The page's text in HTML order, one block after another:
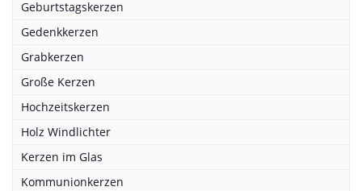
Geburtstagskerzen
Gedenkkerzen
Grabkerzen
Große Kerzen
Hochzeitskerzen
Holz Windlichter
Kerzen im Glas
Kommunionkerzen